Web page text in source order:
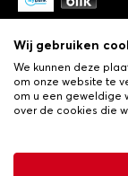
Algemene
Wij gebruiken
We kunnen deze
om onze website te
om u een geweldige
over de cookies die